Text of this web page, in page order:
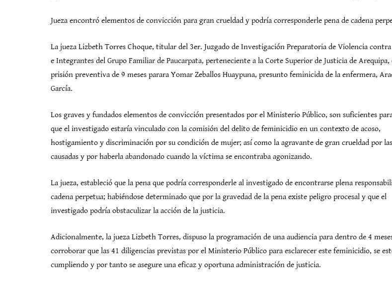
Jueza encontró elementos de convicción para gran crueldad y podría corresponderle pena de cadena
La jueza Lizbeth Torres Choque, titular del 3er. Juzgado de Investigación Preparatoria de Violencia
e Integrantes del Grupo Familiar de Paucarpata, perteneciente a la Corte Superior de Justicia de Arequipa,
prisión preventiva de 9 meses parara Yomar Zeballos Huaypuna, presunto feminicida de la enfermera,
García.
Los graves y fundados elementos de convicción presentados por el Ministerio Público, son suficientes
que el investigado estaría vinculado con la comisión del delito de feminicidio en un contexto de acoso,
hostigamiento y discriminación por su condición de mujer; así como la agravante de gran crueldad por
causadas y por haberla abandonado cuando la víctima se encontraba agonizando.
La jueza, estableció que la pena que podría corresponderle al investigado de encontrarse plena
cadena perpetua; habiéndose determinado que por la gravedad de la pena existe peligro procesal y que el
investigado podría obstaculizar la acción de la justicia.
Adicionalmente, la jueza Lizbeth Torres, dispuso la programación de una audiencia para dentro de 4
corroborar que las 41 diligencias previstas por el Ministerio Público para esclarecer este feminicidio, se
cumpliendo y por tanto se asegure una eficaz y oportuna administración de justicia.